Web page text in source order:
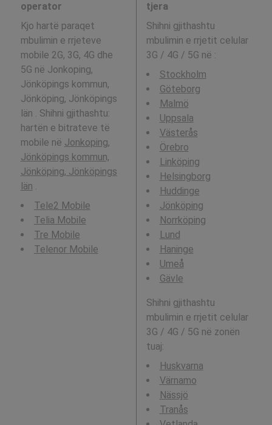
operator
Kjo hartë paraqet
mbulimin e rrjeteve
mobile 2G, 3G, 4G dhe
5G në Jonkoping,
Jönköpings kommun,
Jönköping, Jönköpings
län . Shihni gjithashtu:
hartën e bitrateve të
mobile në Jonkoping,
Jönköpings kommun,
Jönköping, Jönköpings
län .
Tele2 Mobile
Telia Mobile
Tre Mobile
Telenor Mobile
tjera
Shihni gjithashtu
mbulimin e rrjetit celular
3G / 4G / 5G në :
Stockholm
Göteborg
Malmö
Uppsala
Västerås
Örebro
Linköping
Helsingborg
Huddinge
Jönköping
Norrköping
Lund
Haninge
Umeå
Gävle
Shihni gjithashtu
mbulimin e rrjetit celular
3G / 4G / 5G në zonën
tuaj:
Huskvarna
Värnamo
Nässjö
Tranås